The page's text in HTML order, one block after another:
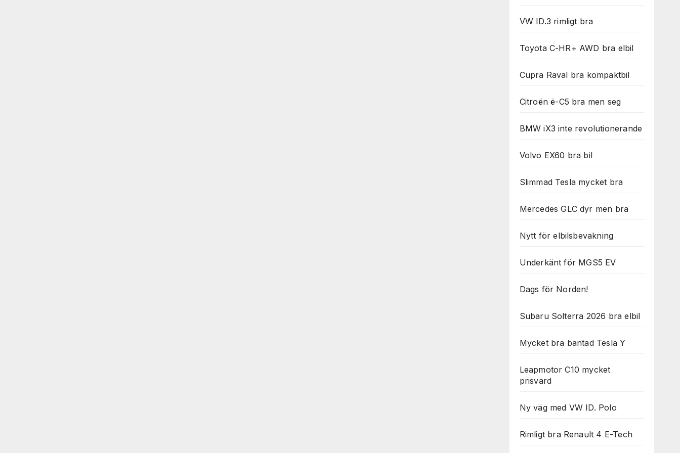
VW ID.3 rimligt bra
Toyota C-HR+ AWD bra elbil
Cupra Raval bra kompaktbil
Citroën ë-C5 bra men seg
BMW iX3 inte revolutionerande
Volvo EX60 bra bil
Slimmad Tesla mycket bra
Mercedes GLC dyr men bra
Nytt för elbilsbevakning
Underkänt för MGS5 EV
Dags för Norden!
Subaru Solterra 2026 bra elbil
Mycket bra bantad Tesla Y
Leapmotor C10 mycket
prisvärd
Ny väg med VW ID. Polo
Rimligt bra Renault 4 E-Tech